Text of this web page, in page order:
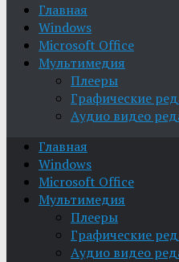
Главная
Windows
Microsoft Office
Мультимедия
Плееры
Графические
Aудио видео
Главная
Windows
Microsoft Office
Мультимедия
Плееры
Графические
Aудио видео